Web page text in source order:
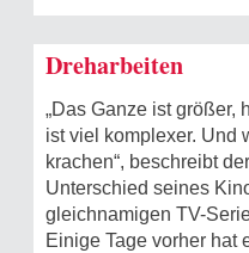
Dreharbeiten
„Das Ganze ist größer,
ist viel komplexer. Und
krachen“, beschreibt
Unterschied seines
gleichnamigen TV-
Einige Tage vorher hat